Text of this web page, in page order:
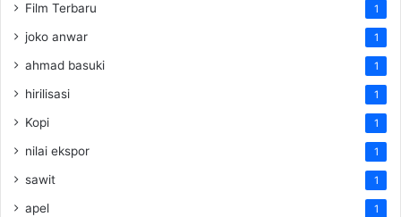
Film Terbaru 1
joko anwar 1
ahmad basuki 1
hirilisasi 1
Kopi 1
nilai ekspor 1
sawit 1
apel 1